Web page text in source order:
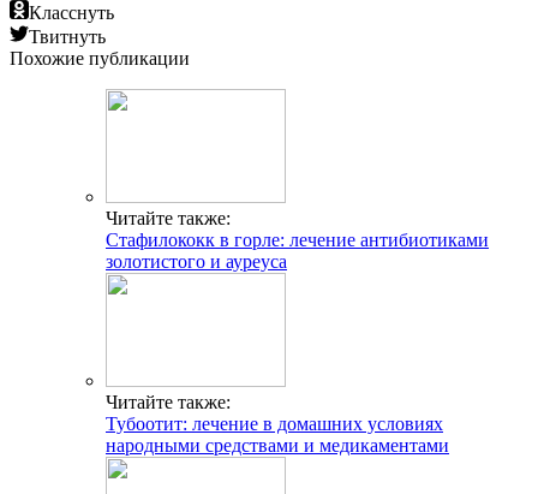
Класснуть
Твитнуть
Похожие публикации
Читайте также:
Стафилококк в горле: лечение антибиотиками
золотистого и ауреуса
Читайте также:
Тубоотит: лечение в домашних условиях
народными средствами и медикаментами